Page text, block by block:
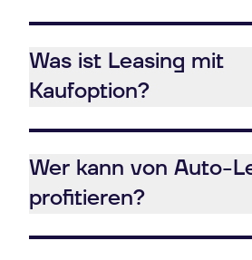
Was ist Leasing mit
Kaufoption?
Wer kann von Auto-
profitieren?